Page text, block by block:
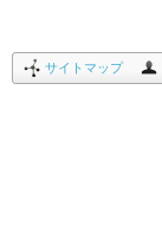
サイトマップ